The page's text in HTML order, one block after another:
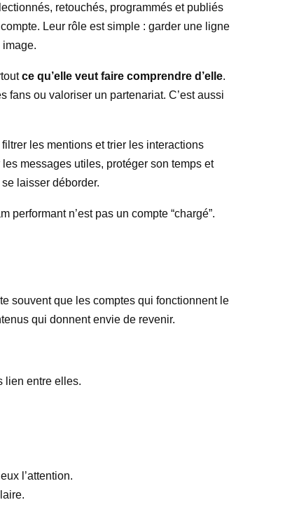
retouchés, programmés et publiés
Leur rôle est simple : garder une ligne
ce qu’elle veut faire comprendre d’elle.
fans ou valoriser un partenariat. C’est aussi
les mentions et trier les interactions
messages utiles, protéger son temps et
laisser déborder.
n’est pas un compte “chargé”.
souvent que les comptes qui fonctionnent le
qui donnent envie de revenir.
lien entre elles.
l’attention.